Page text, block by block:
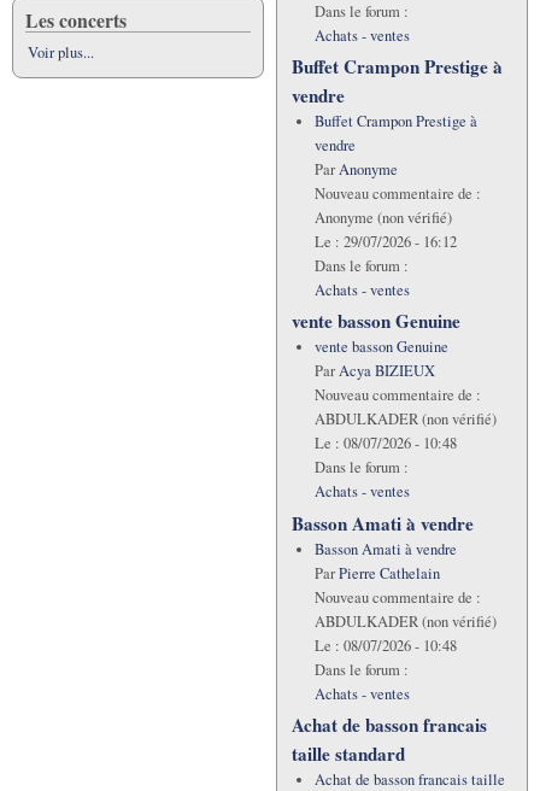
Les concerts
Voir plus...
Dans le forum :
Achats - ventes
Buffet Crampon Prestige à
vendre
Buffet Crampon Prestige à
vendre
ParAnonyme
Nouveau commentaire de :
Anonyme (non vérifié)
Le : 29/07/2026 - 16:12
Dans le forum :
Achats - ventes
vente basson Genuine
vente basson Genuine
ParAcya BIZIEUX
Nouveau commentaire de :
ABDULKADER (non vérifié)
Le : 08/07/2026 - 10:48
Dans le forum :
Achats - ventes
Basson Amati à vendre
Basson Amati à vendre
ParPierre Cathelain
Nouveau commentaire de :
ABDULKADER (non vérifié)
Le : 08/07/2026 - 10:48
Dans le forum :
Achats - ventes
Achat de basson francais
taille standard
Achat de basson francais taille